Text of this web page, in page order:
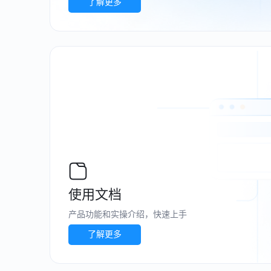
了解更多
使用文档
产品功能和实操介绍，快速上手
了解更多